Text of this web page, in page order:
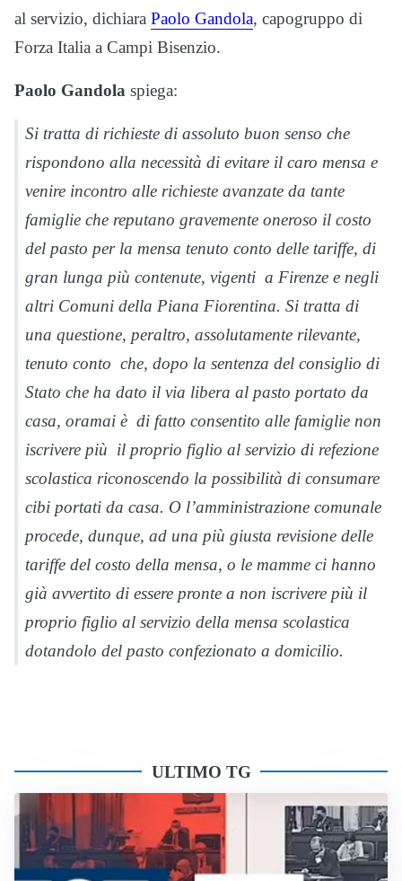
al servizio, dichiara Paolo Gandola, capogruppo di
Forza Italia a Campi Bisenzio.
Paolo Gandola spiega:
Si tratta di richieste di assoluto buon senso che
rispondono alla necessità di evitare il caro mensa e
venire incontro alle richieste avanzate da tante
famiglie che reputano gravemente oneroso il costo
del pasto per la mensa tenuto conto delle tariffe, di
gran lunga più contenute, vigenti a Firenze e negli
altri Comuni della Piana Fiorentina. Si tratta di
una questione, peraltro, assolutamente rilevante,
tenuto conto che, dopo la sentenza del consiglio di
Stato che ha dato il via libera al pasto portato da
casa, oramai è di fatto consentito alle famiglie non
iscrivere più il proprio figlio al servizio di refezione
scolastica riconoscendo la possibilità di consumare
cibi portati da casa. O l’amministrazione comunale
procede, dunque, ad una più giusta revisione delle
tariffe del costo della mensa, o le mamme ci hanno
già avvertito di essere pronte a non iscrivere più il
proprio figlio al servizio della mensa scolastica
dotandolo del pasto confezionato a domicilio.
ULTIMO TG